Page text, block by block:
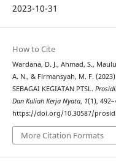
2023-10-31
How to Cite
Wardana, D. J., Ahmad, S.,
A. N., & Firmansyah, M. F.
SEBAGAI KEGIATAN PTSL.
Dan Kuliah Kerja Nyata, 1(1),
https://doi.org/10.30587/
More Citation Formats